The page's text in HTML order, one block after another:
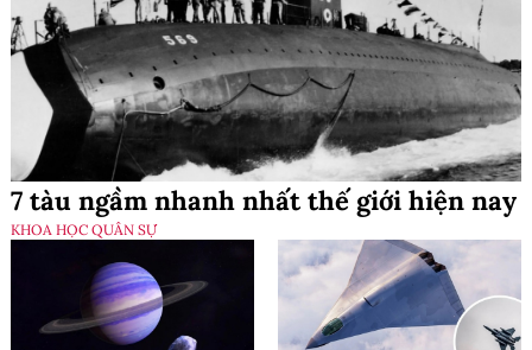
7 tàu ngầm nhanh nhất thế giới hiện nay
KHOA HỌC QUÂN SỰ